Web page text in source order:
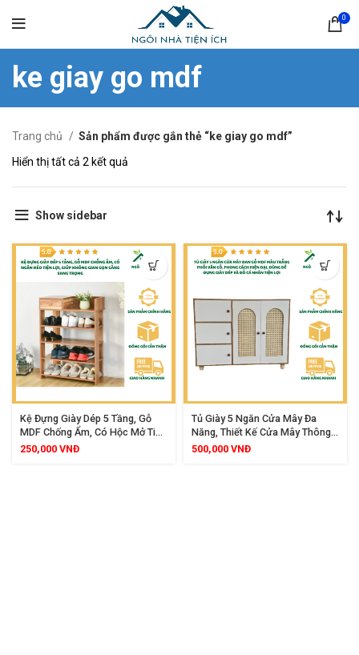
0
ke giay go mdf
Trang chủ
Sản phẩm được gắn thẻ “ke giay go mdf”
Hiển thị tất cả 2 kết quả
Show sidebar
Kệ Đựng Giày Dép 5 Tầng, Gỗ
MDF Chống Ẩm, Có Hộc Mở Tiện
Lợi, Giúp Không Gian Gọn Gàng
250,000 VNĐ
Tủ Giày 5 Ngăn Cửa Mây Đa
Năng, Thiết Kế Cửa Mây Thông
Hơi, Gỗ MDF Chống Ẩm, Kích
500,000 VNĐ